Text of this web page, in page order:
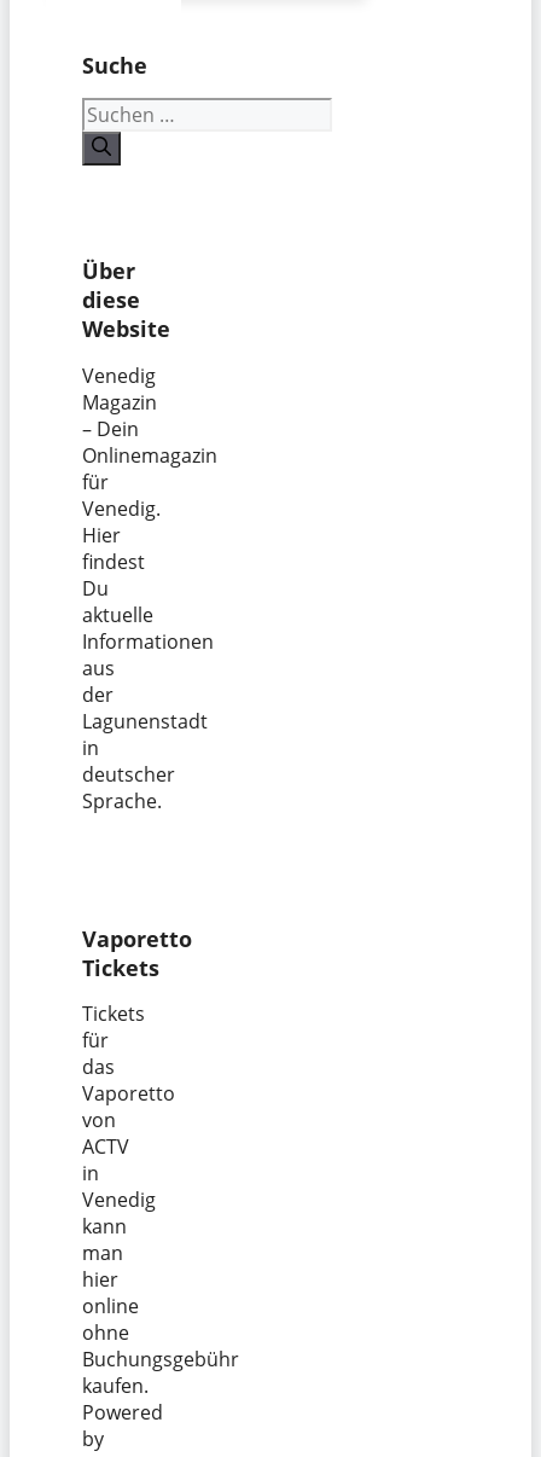
Suche
Suchen
nach:
Über
diese
Website
Venedig
Magazin
– Dein
Onlinemagazin
für
Venedig.
Hier
findest
Du
aktuelle
Informationen
aus
der
Lagunenstadt
in
deutscher
Sprache.
Vaporetto
Tickets
Tickets
für
das
Vaporetto
von
ACTV
in
Venedig
kann
man
hier
online
ohne
Buchungsgebühr
kaufen.
Powered
by